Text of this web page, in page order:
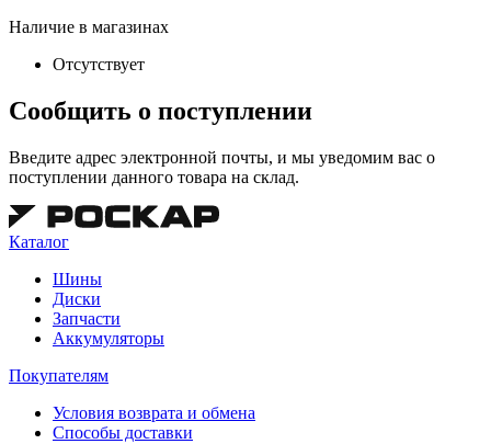
Наличие в магазинах
Отсутствует
Сообщить о поступлении
Введите адрес электронной почты, и мы уведомим вас о
поступлении данного товара на склад.
Каталог
Шины
Диски
Запчасти
Аккумуляторы
Покупателям
Условия возврата и обмена
Способы доставки